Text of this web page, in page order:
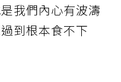
我們內心有波濤
到根本食不下